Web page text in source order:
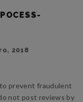
2018
prevent fraudulent
not post reviews by